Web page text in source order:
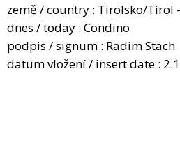
země / country : Tirolsko/Tirol
dnes / today : Condino
podpis / signum : Radim Stach
datum vložení / insert date :